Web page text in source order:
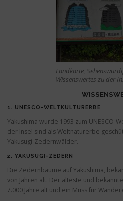
Landkarte,
Wissenswertes zu der
1. UNESCO-WELTKULTURERBE
Yakushima wurde 1993 zum UNESCO-
der Insel sind als Weltnaturerbe
Yakusugi-Zedernwälder.
2. YAKUSUGI-ZEDERN
Die Zedernbäume auf Yakushima,
von Jahren alt. Der älteste und
7.000 Jahre alt und ein Muss für